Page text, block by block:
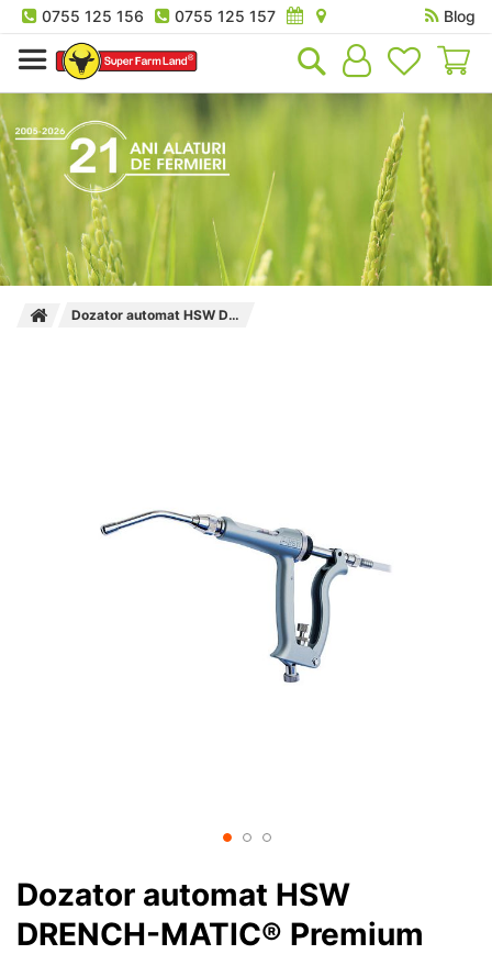
0755 125 156 0755 125 157
Blog
Dozator automat HSW DRENCH-MATIC® Premium 23ml + bidon
Dozator automat HSW
DRENCH-MATIC® Premium